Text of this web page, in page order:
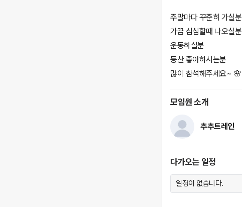
주말마다 꾸준히 가실분
가끔 심심할때 나오실분
운동하실분
등산 좋아하시는분
많이 참석해주세요~ 🌸
모임원 소개
추추트레인
다가오는 일정
일정이 없습니다.